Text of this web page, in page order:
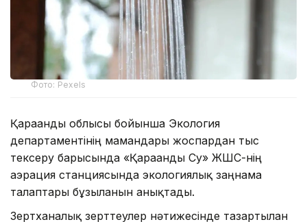
Фото: Pexels
Қарағанды облысы бойынша Экология
департаментінің мамандары жоспардан тыс
тексеру барысында «Қарағанды Су» ЖШС-нің
аэрация станциясында экологиялық заңнама
талаптары бұзылғанын анықтады.
Зертханалық зерттеулер нәтижесінде тазартылған